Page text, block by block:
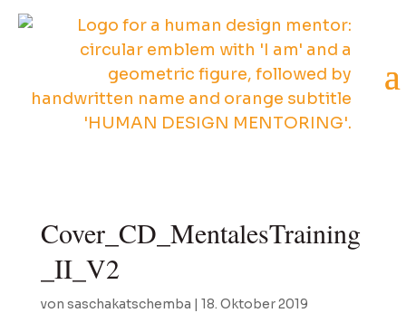
Cover_CD_MentalesTraining
_II_V2
von saschakatschemba | 18. Oktober 2019